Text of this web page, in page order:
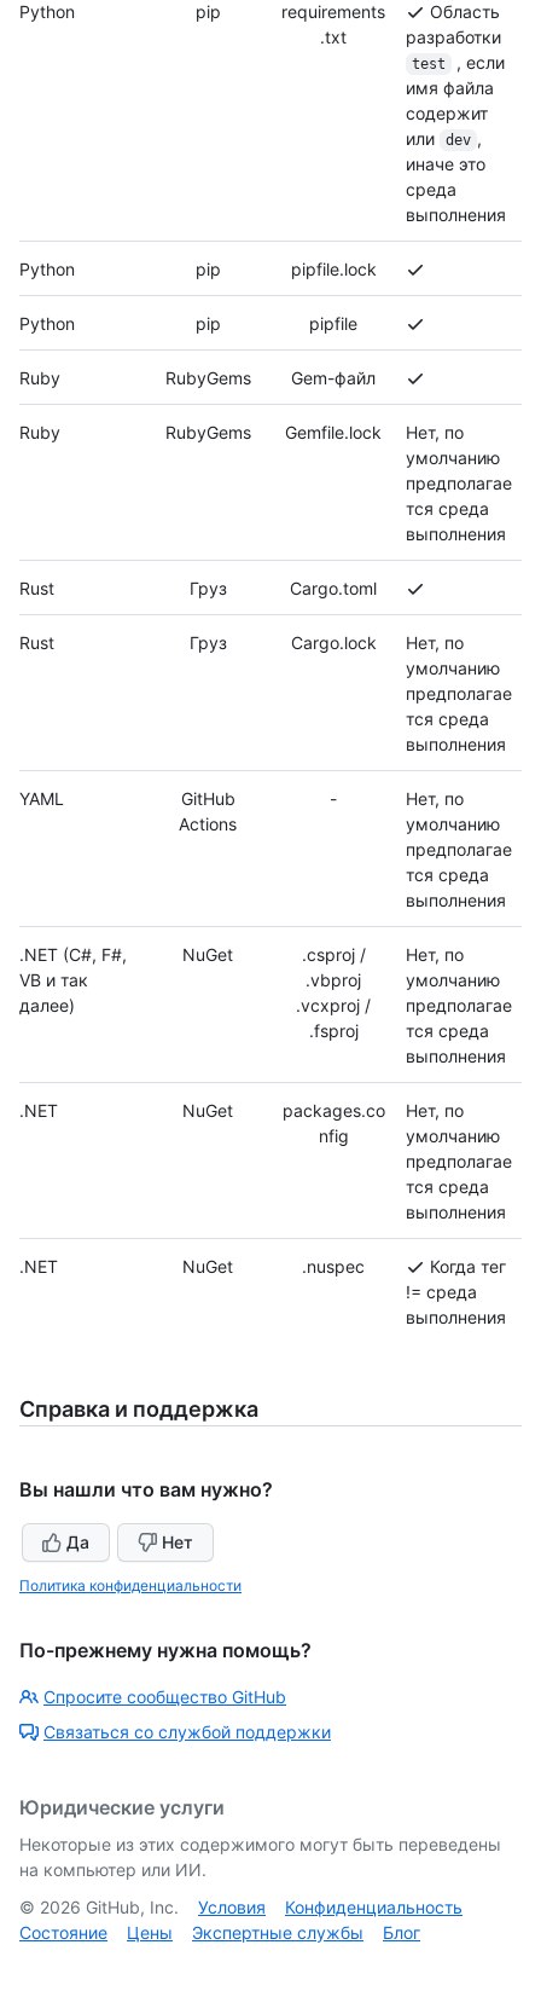
Python pip
requirements
.txt
Область
разработки
test
, если
имя файла
содержит
или
dev ,
иначе это
среда
выполнения
Python pip pipfile.lock
Python pip pipfile
Ruby RubyGems Gem-файл
Ruby RubyGems Gemfile.lock
Нет, по
умолчанию
предполагае
тся среда
выполнения
Rust Груз Cargo.toml
Rust Груз Cargo.lock
Нет, по
умолчанию
предполагае
тся среда
выполнения
YAML
GitHub
Actions
-
Нет, по
умолчанию
предполагае
тся среда
выполнения
.NET (C#, F#,
VB и так
далее)
NuGet
.csproj /
.vbproj
.vcxproj /
.fsproj
Нет, по
умолчанию
предполагае
тся среда
выполнения
.NET NuGet
packages.co
nfig
Нет, по
умолчанию
предполагае
тся среда
выполнения
.NET NuGet .nuspec
Когда тег
!= среда
выполнения
Справка и поддержка
Вы нашли что вам нужно?
Да Нет
Политика конфиденциальности
По-прежнему нужна помощь?
Спросите сообщество GitHub
Связаться со службой поддержки
Юридические услуги
Некоторые из этих содержимого могут быть переведены
на компьютер или ИИ.
© 2026 GitHub, Inc. Условия
Конфиденциальность
Состояние
Цены Экспертные службы Блог